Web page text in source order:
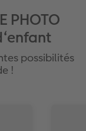
PHOTO
possibilités
!